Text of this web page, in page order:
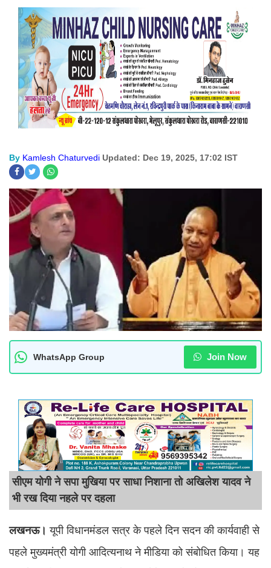
By Kamlesh Chaturvedi Updated: Dec 19, 2025, 17:02 IST
WhatsApp Group Join Now
सीएम योगी ने सपा मुखिया पर साधा निशाना तो अखिलेश यादव ने
भी रख दिया नहले पर दहला
लखनऊ। यूपी विधानमंडल सत्र के पहले दिन सदन की कार्यवाही से
पहले मुख्यमंत्री योगी आदित्यनाथ ने मीडिया को संबोधित किया। यह